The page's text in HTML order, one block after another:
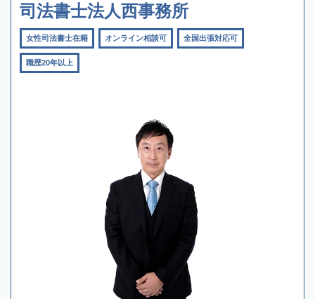
司法書士法人西事務所
女性司法書士在籍 オンライン相談可 全国出張対応可
職歴20年以上